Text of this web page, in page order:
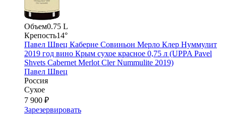
Объем0.75 L
Крепость14°
Павел Швец Каберне Совиньон Мерло Клер Нуммулит
2019 год вино Крым сухое красное 0,75 л (UPPA Pavel
Shvets Сabernet Merlot Cler Nummulite 2019)
Павел Швец
Россия
Сухое
7 900 ₽
Зарезервировать